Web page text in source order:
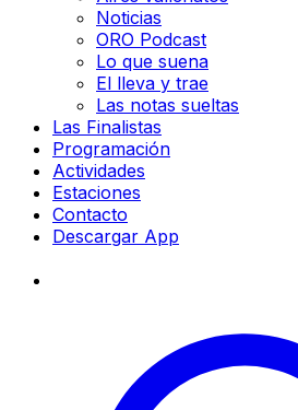
Noticias
ORO Podcast
Lo que suena
El lleva y trae
Las notas sueltas
Las Finalistas
Programación
Actividades
Estaciones
Contacto
Descargar App